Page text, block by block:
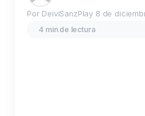
Por DeiviSanzPlay 8 de
4 min de lectura